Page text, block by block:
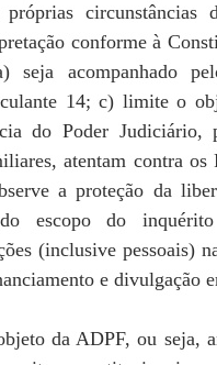
circunstâncias
conforme à
seja acompanhado
14; c) limite o
do Poder
atentam contra
a proteção da
escopo do
(inclusive pessoais)
e divulgação
da ADPF, ou seja,